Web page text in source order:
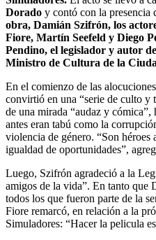
Dorado y contó con la presencia
obra, Damián Szifrón, los
Fiore, Martín Seefeld y Diego
Pendino, el legislador y autor
Ministro de Cultura de la
En el comienzo de las
convirtió en una “serie de culto y
de una mirada “audaz y cómica”,
antes eran tabú como la
violencia de género. “Son héroes
igualdad de oportunidades”,
Luego, Szifrón agradeció a la
amigos de la vida”. En tanto que
todos los que fueron parte de la
Fiore remarcó, en relación a la
Simuladores: “Hacer la pelicula